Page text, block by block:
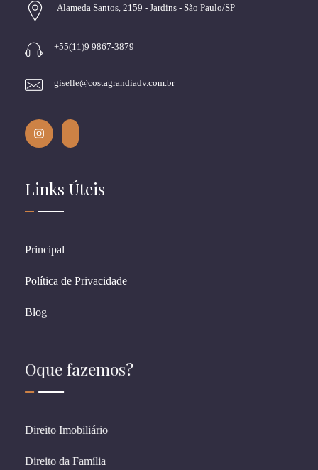
Alameda Santos, 2159 - Jardins - São Paulo/SP
+55(11)9 9867-3879
giselle@costagrandiadv.com.br
Links Úteis
Principal
Política de Privacidade
Blog
Oque fazemos?
Direito Imobiliário
Direito da Família